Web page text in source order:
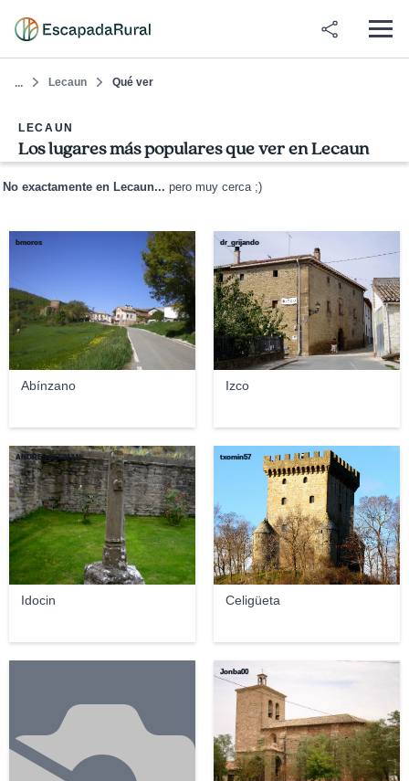
... Lecaun Qué ver
LECAUN
Los lugares más populares que ver en Lecaun
No exactamente en Lecaun... pero muy cerca ;)
Abínzano
bmoros
Izco
dr_grijando
Idocin
ANDRES GERMAN
Celigüeta
txomin57
Jonba00